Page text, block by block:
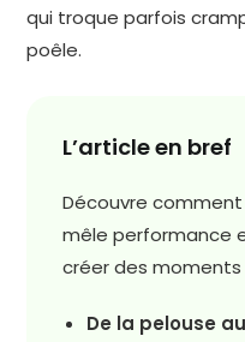
qui troque parfois
poêle.
L’article en bref
Découvre
mêle performance
créer des
De la pelouse